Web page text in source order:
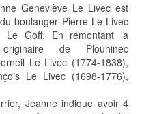
Geneviève Le Livec est
boulanger Pierre Le Livec
Le Goff. En remontant la
de Plouhinec
Le Livec (1774-1838),
Le Livec (1698-1776),
Jeanne indique avoir 4